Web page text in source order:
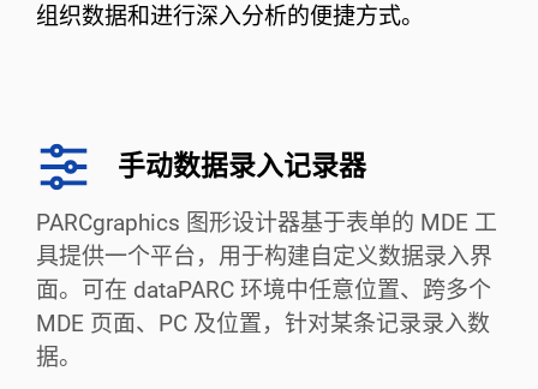
组织数据和进行深入分析的便捷方式。
手动数据录入记录器
PARCgraphics 图形设计器基于表单的 MDE 工
具提供一个平台，用于构建自定义数据录入界
面。可在 dataPARC 环境中任意位置、跨多个
MDE 页面、PC 及位置，针对某条记录录入数
据。